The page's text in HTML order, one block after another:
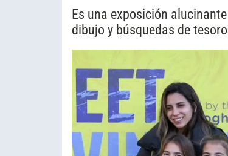
Es una exposición
dibujo y búsquedas de